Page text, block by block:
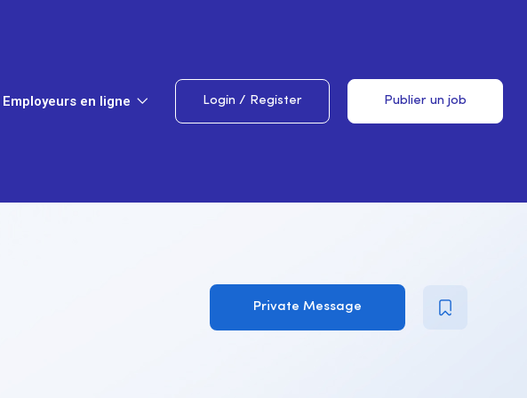
Employeurs en ligne Login / Register Publier un job
Private Message